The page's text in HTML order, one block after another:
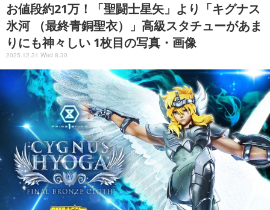
お値段約21万！「聖闘士星矢」より「キグナス
氷河 （最終青銅聖衣）」高級スタチューがあま
りにも神々しい 1枚目の写真・画像
2025.12.31 Wed 8:30